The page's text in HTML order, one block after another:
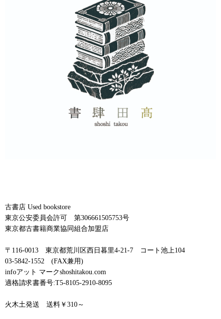
古書店 Used bookstore
東京公安委員会許可 第306661505753号
東京都古書籍商業協同組合加盟店
〒116-0013 東京都荒川区西日暮里4-21-7 コート池上104
03-5842-1552 (FAX兼用)
infoアット マークshoshitakou.com
適格請求書番号:T5-8105-2910-8095
火木土発送 送料￥310～